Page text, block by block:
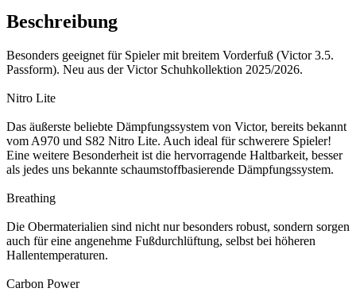
Beschreibung
Besonders geeignet für Spieler mit breitem Vorderfuß (Victor 3.5.
Passform). Neu aus der Victor Schuhkollektion 2025/2026.
Nitro Lite
Das äußerste beliebte Dämpfungssystem von Victor, bereits bekannt
vom A970 und S82 Nitro Lite. Auch ideal für schwerere Spieler!
Eine weitere Besonderheit ist die hervorragende Haltbarkeit, besser
als jedes uns bekannte schaumstoffbasierende Dämpfungssystem.
Breathing
Die Obermaterialien sind nicht nur besonders robust, sondern sorgen
auch für eine angenehme Fußdurchlüftung, selbst bei höheren
Hallentemperaturen.
Carbon Power